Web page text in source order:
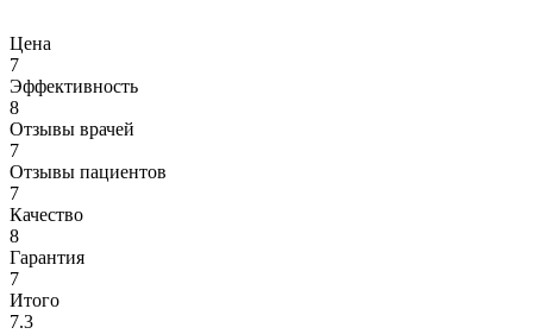
Цена
7
Эффективность
8
Отзывы врачей
7
Отзывы пациентов
7
Качество
8
Гарантия
7
Итого
7.3